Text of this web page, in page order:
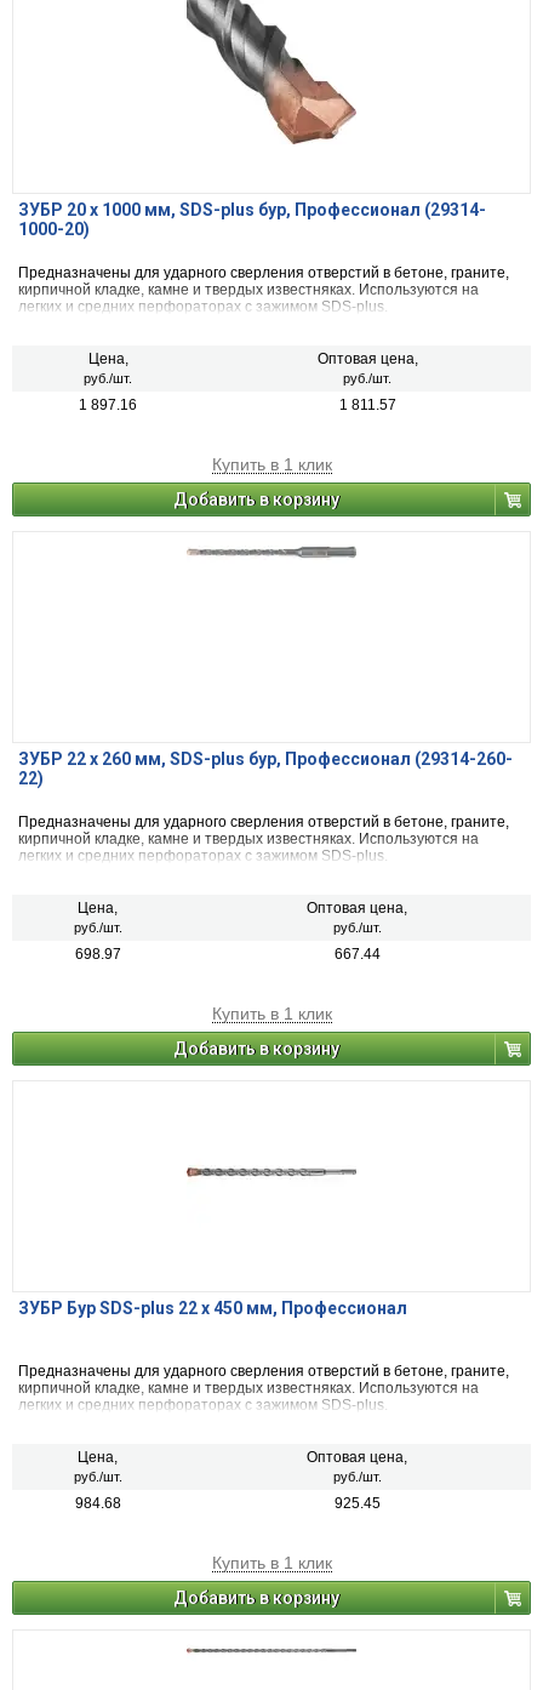
ЗУБР 20 x 1000 мм, SDS-plus бур, Профессионал (29314-
1000-20)
Предназначены для ударного сверления отверстий в бетоне, граните,
кирпичной кладке, камне и твердых известняках. Используются на
легких и средних перфораторах с зажимом SDS-plus.
Цена,
руб./шт.
Оптовая цена,
руб./шт.
1 897.16 1 811.57
Купить в 1 клик
Добавить в корзину
ЗУБР 22 x 260 мм, SDS-plus бур, Профессионал (29314-260-
22)
Предназначены для ударного сверления отверстий в бетоне, граните,
кирпичной кладке, камне и твердых известняках. Используются на
легких и средних перфораторах с зажимом SDS-plus.
Цена,
руб./шт.
Оптовая цена,
руб./шт.
698.97 667.44
Купить в 1 клик
Добавить в корзину
ЗУБР Бур SDS-plus 22 x 450 мм, Профессионал
Предназначены для ударного сверления отверстий в бетоне, граните,
кирпичной кладке, камне и твердых известняках. Используются на
легких и средних перфораторах с зажимом SDS-plus.
Цена,
руб./шт.
Оптовая цена,
руб./шт.
984.68 925.45
Купить в 1 клик
Добавить в корзину